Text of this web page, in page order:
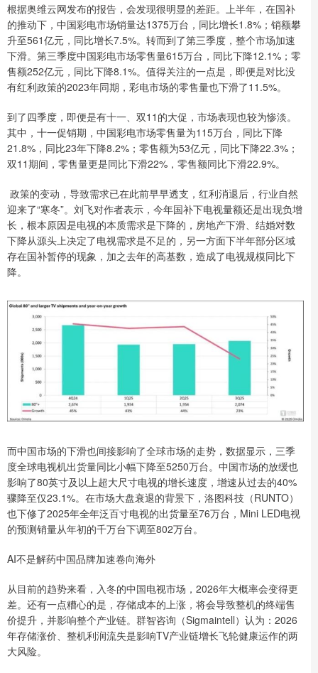
根据奥维云网发布的报告，会发现很明显的差距。上半年，在国补
的推动下，中国彩电市场销量达1375万台，同比增长1.8%；销额攀
升至561亿元，同比增长7.5%。转而到了第三季度，整个市场加速
下滑。第三季度中国彩电市场零售量615万台，同比下降12.1%；零
售额252亿元，同比下降8.1%。值得关注的一点是，即便是对比没
有红利政策的2023年同期，彩电市场的零售量也下滑了11.5%。
到了四季度，即便是有十一、双11的大促，市场表现也较为惨淡。
其中，十一促销期，中国彩电市场零售量为115万台，同比下降
21.8%，同比23年下降8.2%；零售额为53亿元，同比下降22.3%；
双11期间，零售量更是同比下滑22%，零售额同比下滑22.9%。
政策的变动，导致需求已在此前早早透支，红利消退后，行业自然
迎来了“寒冬”。刘飞对作者表示，今年国补下电视量额还是出现负增
长，根本原因是电视的本质需求是下降的，房地产下滑、结婚对数
下降从源头上决定了电视需求是不足的，另一方面下半年部分区域
存在国补暂停的现象，加之去年的高基数，造成了电视规模同比下
降。
而中国市场的下滑也间接影响了全球市场的走势，数据显示，三季
度全球电视机出货量同比小幅下降至5250万台。中国市场的放缓也
影响了80英寸及以上超大尺寸电视的增长速度，增速从过去的40%
骤降至仅23.1%。在市场大盘衰退的背景下，洛图科技（RUNTO）
也下修了2025年全年泛百寸电视的出货量至76万台，Mini LED电视
的预测销量从年初的千万台下调至802万台。
AI不是解药中国品牌加速卷向海外
从目前的趋势来看，入冬的中国电视市场，2026年大概率会变得更
差。还有一点糟心的是，存储成本的上涨，将会导致整机的终端售
价提升，并影响整个产业链。群智咨询（Sigmaintell）认为：2026
年存储涨价、整机利润流失是影响TV产业链增长飞轮健康运作的两
大风险。